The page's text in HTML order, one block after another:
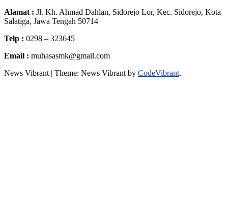
Alamat : Jl. Kh. Ahmad Dahlan, Sidorejo Lor, Kec. Sidorejo, Kota
Salatiga, Jawa Tengah 50714
Telp : 0298 – 323645
Email : muhasasmk@gmail.com
News Vibrant | Theme: News Vibrant by CodeVibrant.